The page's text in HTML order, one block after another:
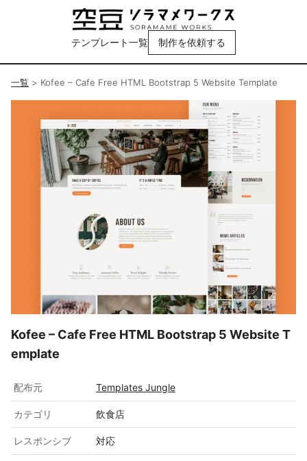
テンプレート一覧 制作を依頼する
一覧 > Kofee – Cafe Free HTML Bootstrap 5 Website Template
Kofee – Cafe Free HTML Bootstrap 5 Website T
emplate
配布元 Templates Jungle
カテゴリ 飲食店
レスポンシブ 対応